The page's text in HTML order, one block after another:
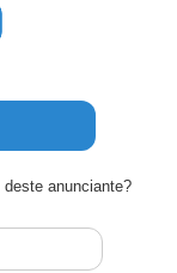
anunciante?